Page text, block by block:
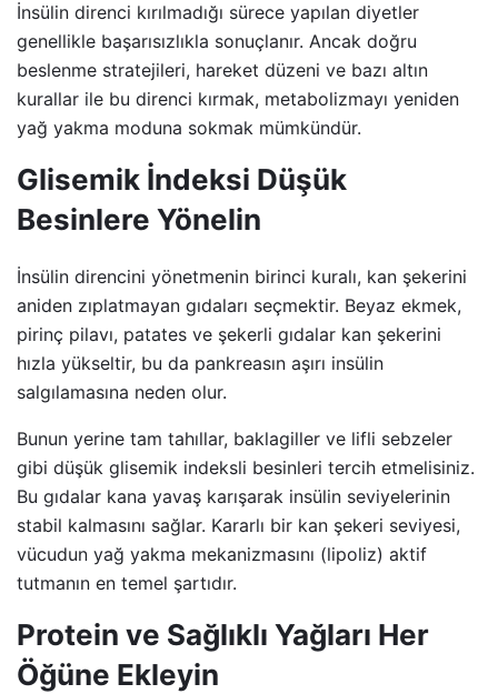
İnsülin direnci kırılmadığı sürece yapılan diyetler
genellikle başarısızlıkla sonuçlanır. Ancak doğru
beslenme stratejileri, hareket düzeni ve bazı altın
kurallar ile bu direnci kırmak, metabolizmayı yeniden
yağ yakma moduna sokmak mümkündür.
Glisemik İndeksi Düşük
Besinlere Yönelin
İnsülin direncini yönetmenin birinci kuralı, kan şekerini
aniden zıplatmayan gıdaları seçmektir. Beyaz ekmek,
pirinç pilavı, patates ve şekerli gıdalar kan şekerini
hızla yükseltir, bu da pankreasın aşırı insülin
salgılamasına neden olur.
Bunun yerine tam tahıllar, baklagiller ve lifli sebzeler
gibi düşük glisemik indeksli besinleri tercih etmelisiniz.
Bu gıdalar kana yavaş karışarak insülin seviyelerinin
stabil kalmasını sağlar. Kararlı bir kan şekeri seviyesi,
vücudun yağ yakma mekanizmasını (lipoliz) aktif
tutmanın en temel şartıdır.
Protein ve Sağlıklı Yağları Her
Öğüne Ekleyin